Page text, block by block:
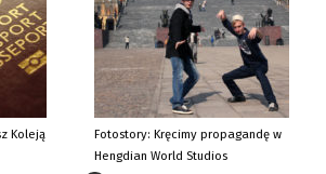
Koleją
Fotostory: Kręcimy propagandę w
Hengdian World Studios